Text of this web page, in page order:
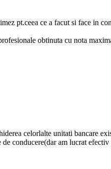
pt.ceea ce a facut si face in
obtinuta cu nota
celorlalte unitati bancare
conducere(dar am lucrat efectiv